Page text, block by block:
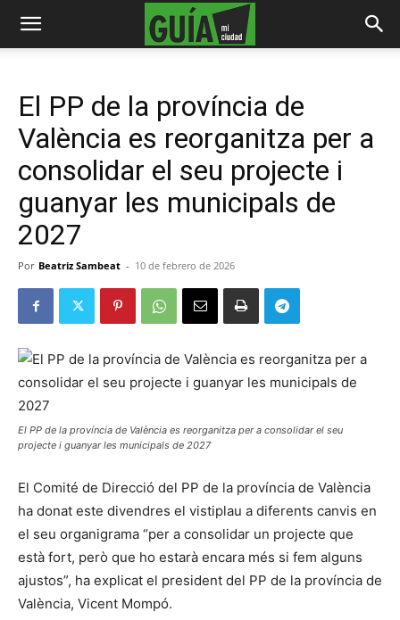
El PP de la província de
València es reorganitza per a
consolidar el seu projecte i
guanyar les municipals de
2027
Por Beatriz Sambeat - 10 de febrero de 2026
El PP de la província de València es reorganitza per a consolidar el seu
projecte i guanyar les municipals de 2027
El Comité de Direcció del PP de la província de València
ha donat este divendres el vistiplau a diferents canvis en
el seu organigrama “per a consolidar un projecte que
està fort, però que ho estarà encara més si fem alguns
ajustos”, ha explicat el president del PP de la província de
València, Vicent Mompó.